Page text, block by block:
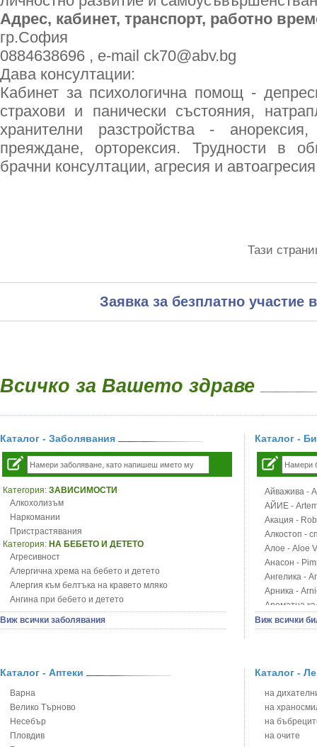
Адрес, кабинет, транспорт, работно
гр.София
0884638696 , e-mail ck70@abv.bg
Дава консултации:
Кабинет за психологична помощ -
страхови и панически състояния,
хранителни разстройства -
преяждане, орторексия. Трудности в
брачни консултации, агресия и
Тази
Заявка за безплатно участие
Всичко за Вашето здраве
Каталог - Заболявания
Категория: ЗАВИСИМОСТИ
Алкохолизъм
Наркомании
Пристрастявания
Категория: НА БЕБЕТО И ДЕТЕТО
Агресивност
Алергична хрема на бебето и детето
Алергия към белтъка на кравето мляко
Ангина при бебето и детето
Анемия при бебето и детето
Апетит - пълни деца
Бронхиална астма при бебето и детето
Варицела
Висока температура на бебето и детето
Възпаление на ушите на бебето и детето
Глисти
Виж всички заболявания
Каталог -
Айважива -
АЙИЕ -
Акация -
Алкостоп -
Алое - Aloe
Анасон -
Ангелика -
Арника -
Ароматна
Арония -
Блатен
Блян
Бобови
Божур -
Борови
Виж всички
Каталог - Аптеки
Варна
Велико Търново
Несебър
Пловдив
Каталог -
на
на
на
на очите